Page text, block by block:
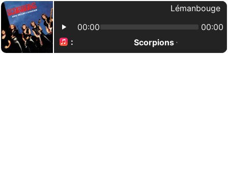
Lémanbouge
: Scorpions - Rock You
00:00 00:00